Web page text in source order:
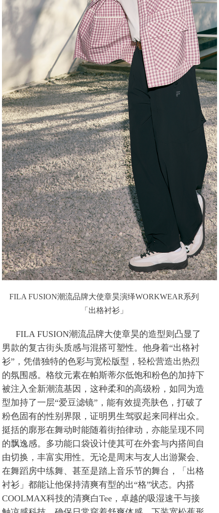
FILA FUSION潮流品牌大使章昊演绎WORKWEAR系列
「出格衬衫」
FILA FUSION潮流品牌大使章昊的造型则凸显了
男款的复古街头质感与混搭可塑性。他身着“出格衬
衫”，凭借独特的色彩与宽松版型，轻松营造出热烈
的氛围感。格纹元素在帕斯蒂尔低饱和粉色的加持下
被注入全新潮流基因，这种柔和的高级粉，如同为造
型加持了一层“爱豆滤镜”，能有效提亮肤色，打破了
粉色固有的性别界限，证明男生驾驭起来同样出众。
挺括的廓形在舞动时能随着街拍律动，亦能呈现不同
的飘逸感。多功能口袋设计使其可在外套与内搭间自
由切换，丰富实用性。无论是周末与友人出游聚会、
在舞蹈房中练舞、甚至是踏上音乐节的舞台，「出格
衬衫」都能让他保持清爽有型的出“格”状态。内搭
COOLMAX科技的清爽白Tee，卓越的吸湿速干与接